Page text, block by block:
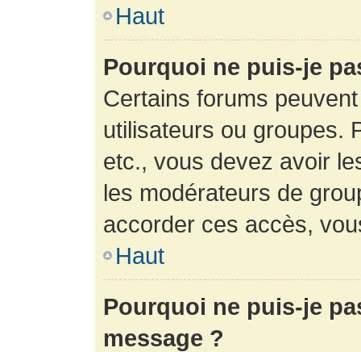
Haut
Pourquoi ne puis-je
Certains forums
utilisateurs ou groupes.
etc., vous devez avoir
les modérateurs de
accorder ces accès,
Haut
Pourquoi ne puis-je
message ?